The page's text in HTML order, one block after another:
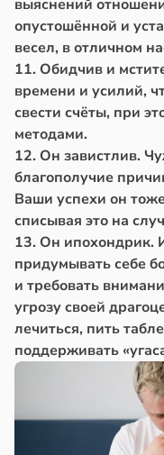
выяснений
опустошённой и
весел, в отличном
11. Обидчив и
времени и усилий,
свести счёты, при
методами.
12. Он завистлив.
благополучие
Ваши успехи он
списывая это на
13. Он ипохондрик.
придумывать себе
и требовать
угрозу своей
лечиться, пить
поддерживать